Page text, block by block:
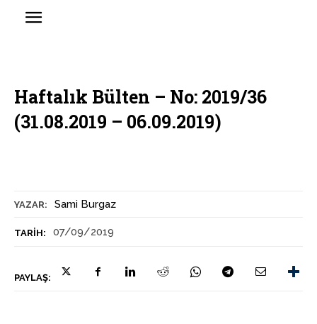
YAZAR: Sami Burgaz
TARIH: 07/09/2019
PAYLAŞ:
Haftalık Bülten – No: 2019/36
(31.08.2019 – 06.09.2019)